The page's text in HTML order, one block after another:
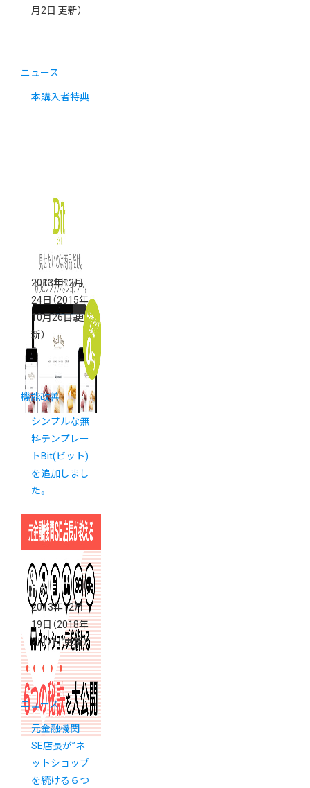
月2日 更新）
ニュース
本購入者特典
2013年12月
24日 （2015年
10月26日 更
新）
機能改善
シンプルな無
料テンプレー
トBit(ビット)
を追加しまし
た。
2013年12月
19日 （2018年
2月7日 更新）
ニュース
元金融機関
SE店長が”ネ
ットショップ
を続ける６つ